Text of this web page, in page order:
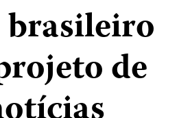
brasileiro
de